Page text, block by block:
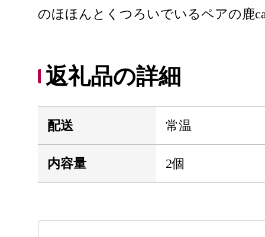
のほほんとくつろいでいるペアの鹿
返礼品の詳細
配送 常温
内容量 2個